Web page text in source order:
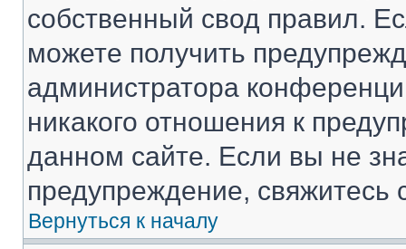
собственный свод правил.
можете получить
администратора
никакого отношения к
данном сайте. Если вы не
предупреждение,
Вернуться к началу